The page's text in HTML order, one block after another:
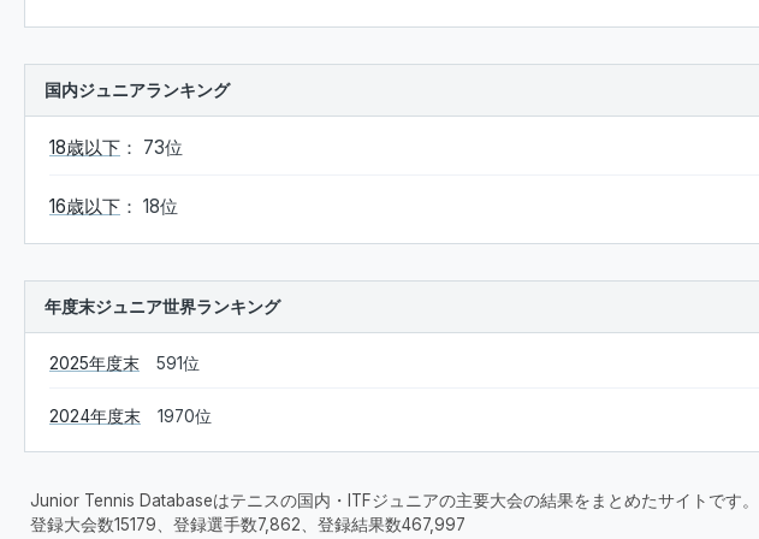
国内ジュニアランキング
18歳以下 ： 73位
16歳以下 ： 18位
年度末ジュニア世界ランキング
2025年度末 591位
2024年度末 1970位
Junior Tennis Databaseはテニスの国内・ITFジュニアの主要大会の結果をまとめたサイトです。
登録大会数15179、登録選手数7,862、登録結果数467,997